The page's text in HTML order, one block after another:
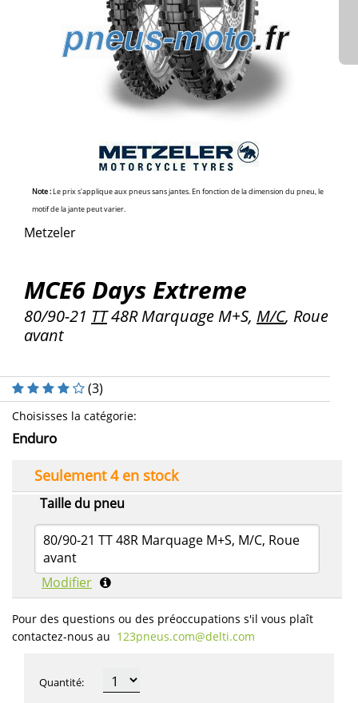
Note :Le prix s'applique aux pneus sans jantes. En fonction de la dimension du pneu, le
motif de la jante peut varier.
Metzeler
MCE6 Days Extreme
80/90-21 TT48R Marquage M+S, M/C, Roue
avant
Choisisses la catégorie:
Enduro
Taille du pneu
80/90-21 TT 48R Marquage M+S, M/C, Roue
avant
Modifier
Seulement 4 en stock
(3)
Pour des questions ou des préoccupations s'il vous plaît
contactez-nous au 123pneus.com​@delti.com
Quantité: